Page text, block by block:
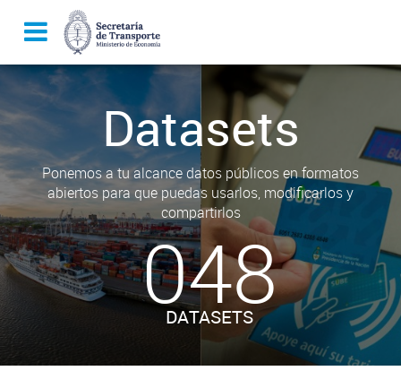
Datasets
Ponemos a tu alcance datos públicos en formatos
abiertos para que puedas usarlos, modificarlos y
compartirlos
048
DATASETS